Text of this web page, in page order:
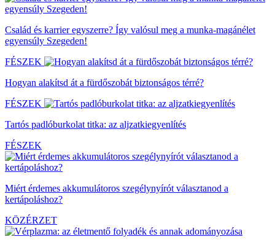
Család és karrier egyszerre? Így valósul meg a munka-magánélet
egyensúly Szegeden!
FÉSZEK
Hogyan alakítsd át a fürdőszobát biztonságos térré?
FÉSZEK
Tartós padlóburkolat titka: az aljzatkiegyenlítés
FÉSZEK
Miért érdemes akkumulátoros szegélynyírót választanod a
kertápoláshoz?
KÖZÉRZET